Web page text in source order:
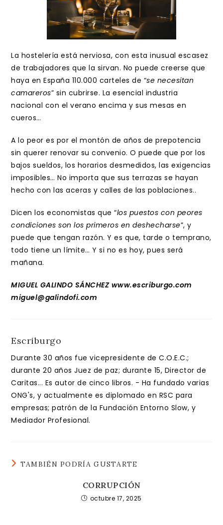
La hostelería está nerviosa, con esta inusual escasez
de trabajadores que la sirvan. No puede creerse que
haya en España 110.000 carteles de “se necesitan
camareros” sin cubrirse. La esencial industria
nacional con el verano encima y sus mesas en
cueros…
A lo peor es por el montón de años de prepotencia
sin querer renovar su convenio. O puede que por los
bajos sueldos, los horarios desmedidos, las exigencias
imposibles… No importa que sus terrazas se hayan
hecho con las aceras y calles de las poblaciones..
Dicen los economistas que “los puestos con peores
condiciones son los primeros en deshecharse”, y
puede que tengan razón. Y es que, tarde o temprano,
todo tiene un límite… Y si no es hoy, pues será
mañana.
MIGUEL GALINDO SÁNCHEZ www.escriburgo.com
miguel@galindofi.com
Escriburgo
Durante 30 años fue vicepresidente de C.O.E.C.;
durante 20 años Juez de paz; durante 15, Director de
Caritas... Es autor de cinco libros. - Ha fundado varias
ONG's, y actualmente es diplomado en RSC para
empresas; patrón de la Fundación Entorno Slow, y
Mediador Profesional.
TAMBIÉN PODRÍA GUSTARTE
CORRUPCIÓN
octubre 17, 2025